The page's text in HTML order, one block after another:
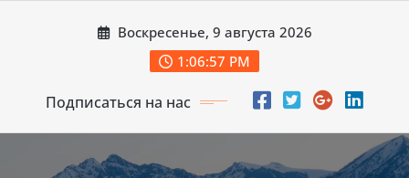
Воскресенье, 9 августа 2026
1:06:59 PM
Подписаться на нас